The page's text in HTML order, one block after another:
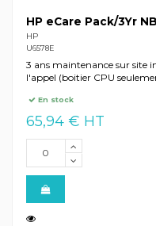
HP eCare Pack/3Yr
HP
U6578E
3 ans maintenance sur site
l'appel (boitier CPU
En stock
65,94 € HT